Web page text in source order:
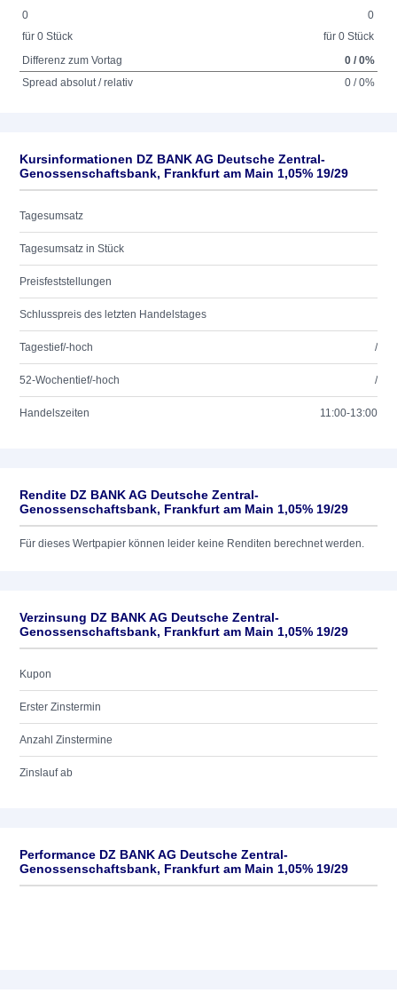
0
für 0 Stück
0
für 0 Stück
Differenz zum Vortag
0 / 0%
Spread absolut / relativ
0 / 0%
Kursinformationen DZ BANK AG Deutsche Zentral-
Genossenschaftsbank, Frankfurt am Main 1,05% 19/29
Tagesumsatz
Tagesumsatz in Stück
Preisfeststellungen
Schlusspreis des letzten Handelstages
Tagestief/-hoch /
52-Wochentief/-hoch /
Handelszeiten 11:00-13:00
Rendite DZ BANK AG Deutsche Zentral-
Genossenschaftsbank, Frankfurt am Main 1,05% 19/29
Für dieses Wertpapier können leider keine Renditen berechnet werden.
Verzinsung DZ BANK AG Deutsche Zentral-
Genossenschaftsbank, Frankfurt am Main 1,05% 19/29
Kupon
Erster Zinstermin
Anzahl Zinstermine
Zinslauf ab
Performance DZ BANK AG Deutsche Zentral-
Genossenschaftsbank, Frankfurt am Main 1,05% 19/29